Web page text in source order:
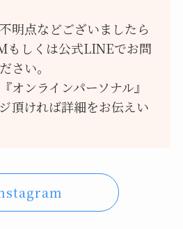
明点などございましたら
もしくは公式LINEでお問
さい。
オンラインパーソナル』
頂ければ詳細をお伝えい